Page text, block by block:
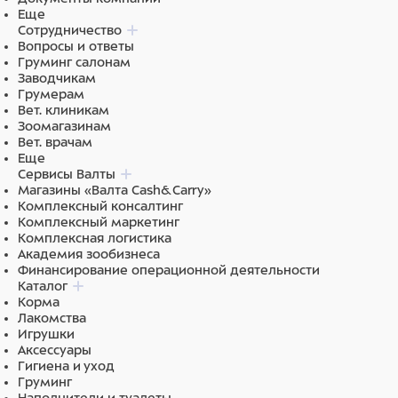
Еще
Сотрудничество
Вопросы и ответы
Груминг салонам
Заводчикам
Грумерам
Вет. клиникам
Зоомагазинам
Вет. врачам
Еще
Сервисы Валты
Магазины «Валта Cash&Carry»
Комплексный консалтинг
Комплексный маркетинг
Комплексная логистика
Академия зообизнеса
Финансирование операционной деятельности
Каталог
Корма
Лакомства
Игрушки
Аксессуары
Гигиена и уход
Груминг